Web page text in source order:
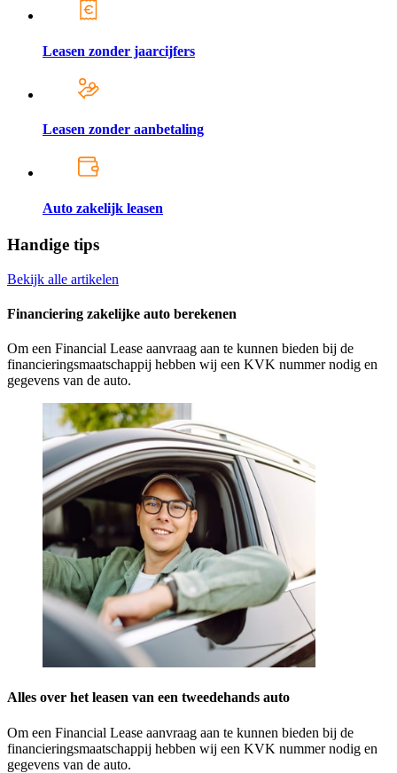
Leasen zonder jaarcijfers
Leasen zonder aanbetaling
Auto zakelijk leasen
Handige tips
Bekijk alle artikelen
Financiering zakelijke auto berekenen
Om een Financial Lease aanvraag aan te kunnen bieden bij de
financieringsmaatschappij hebben wij een KVK nummer nodig en
gegevens van de auto.
Alles over het leasen van een tweedehands auto
Om een Financial Lease aanvraag aan te kunnen bieden bij de
financieringsmaatschappij hebben wij een KVK nummer nodig en
gegevens van de auto.